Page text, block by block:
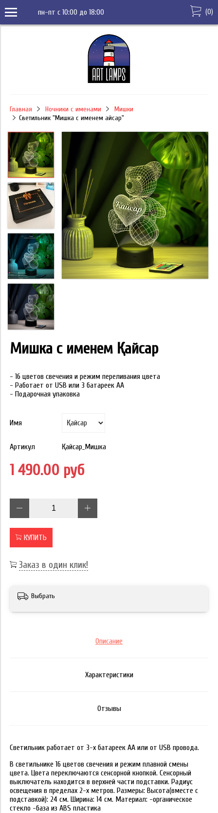
пн-пт с 10:00 до 18:00 (0)
Главная Ночники с именами
Мишки
Светильник "Мишка с именем Қайсар"
Мишка с именем Қайсар
- 16 цветов свечения и режим переливания цвета
- Работает от USB или 3 батареек АА
- Подарочная упаковка
Имя
Артикул Қайсар_Мишка
1 490.00 руб
КУПИТЬ
Заказ в один клик!
Выбрать
Описание
Характеристики
Отзывы
Светильник работает от 3-х батареек АА или от USB провода.
В светильнике 16 цветов свечения и режим плавной смены
цвета. Цвета переключаются сенсорной кнопкой. Сенсорный
выключатель находится в верхней части подставки. Радиус
освещения в пределах 2-х метров. Размеры: Высота(вместе с
подставкой): 24 см. Ширина: 14 см. Материал: -органическое
стекло -база из ABS пластика